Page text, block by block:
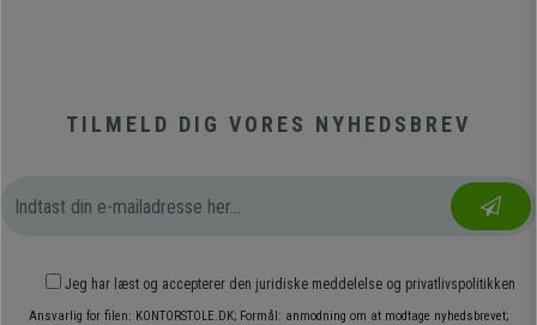
TILMELD DIG VORES NYHEDSBREV
Jeg har læst og accepterer den juridiske meddelelse og privatlivspolitikken
Ansvarlig for filen: KONTORSTOLE.DK; Formål: anmodning om at modtage nyhedsbrevet;